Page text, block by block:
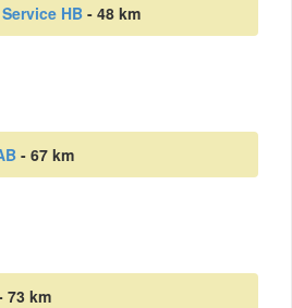
HB - 48 km
- 67 km
73 km